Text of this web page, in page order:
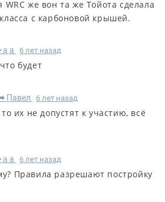
же вон та же Тойота сделала
с карбоновой крышей.
а а 6 лет назад
будет
Павел 6 лет назад
их не допустят к участию, всё
а а 6 лет назад
Правила разрешают постройку